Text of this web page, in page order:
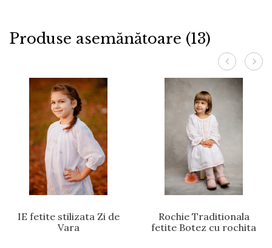
Produse asemănătoare (13)
IE fetite stilizata Zi de
Vara
Rochie Traditionala
fetite Botez cu rochita